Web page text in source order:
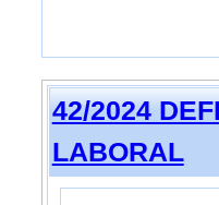
42/2024
LABORAL